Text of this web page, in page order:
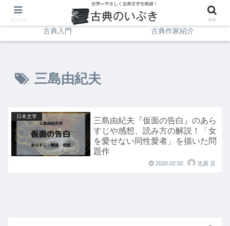
イギリス文学
古典入門 古典作家紹介
三島由紀夫
日本文学
三島由紀夫『仮面の告白』のあら
すじや感想、読み方の解説！「女
を愛せない同性愛者」を描いた問
題作
2020.02.02 北原 亘
メニュー 検索